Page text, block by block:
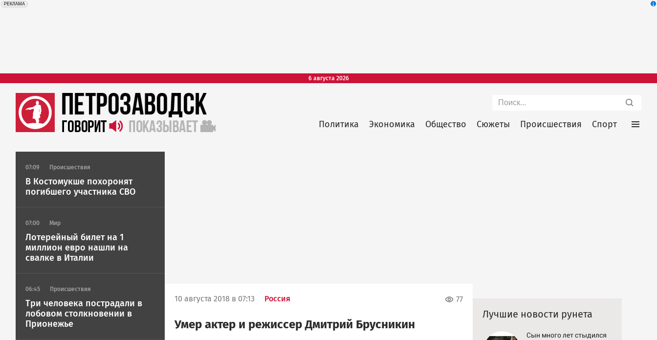
erid: 2SDnjdrAfb3
РЕКЛАМА
Реклама
6 августа 2026
Поиск
Main
Политика Экономика Общество Сюжеты Происшествия Спорт
07:09 Происшествия
В Костомукше похоронят
погибшего участника СВО
07:00 Мир
Лотерейный билет на 1
миллион евро нашли на
свалке в Италии
06:45 Происшествия
Три человека пострадали в
лобовом столкновении в
Прионежье
10 августа 2018 в 07:13 Россия 77
Умер актер и режиссер Дмитрий Брусникин
Лучшие новости рунета
Сын много лет стыдился